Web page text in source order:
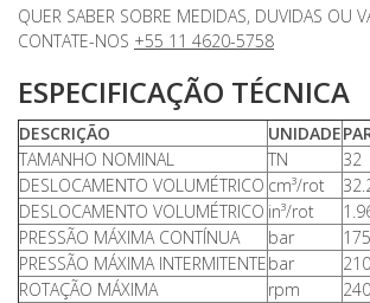
QUER SABER SOBRE MEDIDAS, DUVIDAS OU
CONTATE-NOS +55 11 4620-5758
ESPECIFICAÇÃO TÉCNICA
DESCRIÇÃO UNIDADE
TAMANHO NOMINAL
TN
32
DESLOCAMENTO VOLUMÉTRICO cm³/rot
DESLOCAMENTO VOLUMÉTRICO in³/rot
PRESSÃO MÁXIMA CONTÍNUA
bar
175
PRESSÃO MÁXIMA INTERMITENTEbar
210
ROTAÇÃO MÁXIMA
rpm